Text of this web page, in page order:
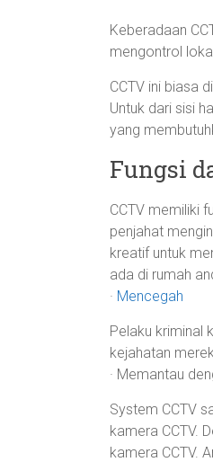
Keberadaan
mengontrol
CCTV ini biasa
Untuk dari sisi
yang
Fungsi
CCTV memiliki
penjahat
kreatif untuk
ada di rumah
· Mencegah
Pelaku kriminal
kejahatan
· Memantau
System CCTV
kamera CCTV.
kamera CCTV.